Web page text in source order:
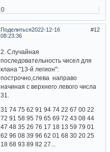
0
Поделиться 12
2022-12-16
08:23:36
2. Случайная
последовательность чисел для
клана "13-й легион":
построчно,слева направо
начиная с верхнего левого числа
31.
31 74 75 62 91 94 74 22 67 00 22
72 91 58 95 79 65 69 72 43 08 44
47 48 35 26 76 17 18 13 59 79 01
62 96 08 39 96 62 01 68 30 20 25
18 68 93 89 82 27...